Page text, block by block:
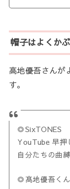
帽子はよくか
高地優吾さんが
す。
◎SixTONES
YouTube 早
自分たちの曲
◎髙地優吾く